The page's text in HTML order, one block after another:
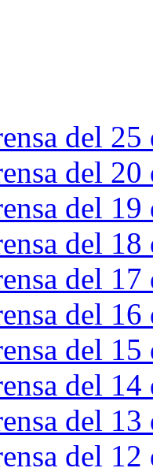
del
del
del
del
del
del
del
del
del
del